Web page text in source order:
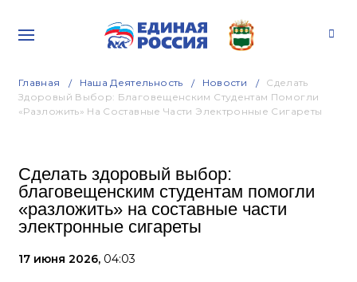
Главная Наша Деятельность Новости
Сделать
Здоровый Выбор: Благовещенским Студентам Помогли
«разложить» На Составные Части Электронные Сигареты
Сделать здоровый выбор:
благовещенским студентам помогли
«разложить» на составные части
электронные сигареты
17 июня 2026, 04:03